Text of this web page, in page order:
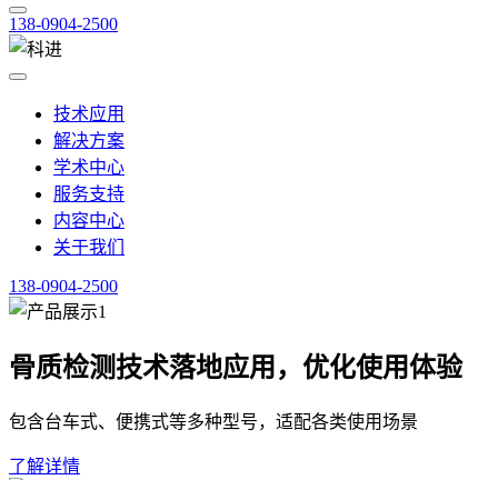
138-0904-2500
技术应用
解决方案
学术中心
服务支持
内容中心
关于我们
138-0904-2500
骨质检测技术落地应用，优化使用体验
包含台车式、便携式等多种型号，适配各类使用场景
了解详情